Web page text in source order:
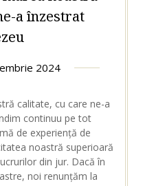
a înzestrat
2024
calitate, cu care ne-a
continuu pe tot
de experiență de
noastră superioară
din jur. Dacă în
noi renunțăm la